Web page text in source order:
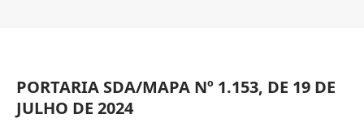
PORTARIA SDA/MAPA Nº 1.153, DE 19 DE
JULHO DE 2024